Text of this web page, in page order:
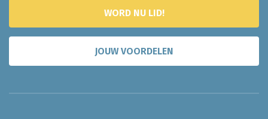
WORD NU LID!
JOUW VOORDELEN